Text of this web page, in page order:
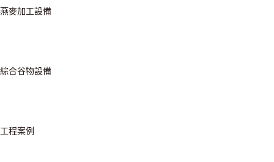
燕麥加工設備
綜合谷物設備
工程案例